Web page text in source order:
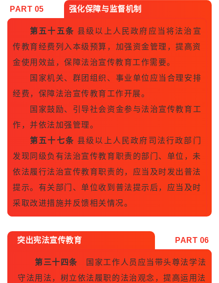
PART 05 强化保障与监督机制
第五十五条 县级以上人民政府应当将法治宣
传教育经费列入本级预算，加强资金管理，提高资
金使用效益，保障法治宣传教育工作需要。
国家机关、群团组织、事业单位应当合理安排
经费，保障法治宣传教育工作开展。
国家鼓励、引导社会资金参与法治宣传教育工
作，并依法加强管理。
第五十七条 县级以上人民政府司法行政部门
发现同级负有法治宣传教育职责的部门、单位，未
依法履行法治宣传教育职责的，应当及时发出普法
提示。有关部门、单位收到普法提示后，应当及时
采取改进措施并反馈相关情况。
突出宪法宣传教育 PART 06
第三十四条
国家工作人员应当带头尊法学法
守法用法，树立依法履职的法治观念，提高运用法